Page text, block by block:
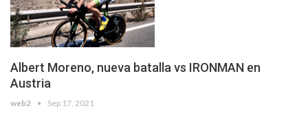
Albert Moreno, nueva batalla vs IRONMAN en
Austria
web2 Sep 17, 2021